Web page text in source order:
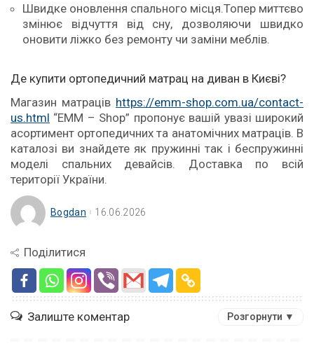
Швидке оновлення спального місця.Топер миттєво
змінює відчуття від сну, дозволяючи швидко
оновити ліжко без ремонту чи заміни меблів.
Де купити ортопедичний матрац на диван в Києві?
Магазин матраців https://emm-shop.com.ua/contact-
us.html “EMM – Shop” пропонує вашій увазі широкий
асортимент ортопедичних та анатомічних матраців. В
каталозі ви знайдете як пружинні так і беспружинні
моделі спальних девайсів. Доставка по всій
території України.
Bogdan 16.06.2026
Поділитися
Залиште коментар Розгорнути ▼